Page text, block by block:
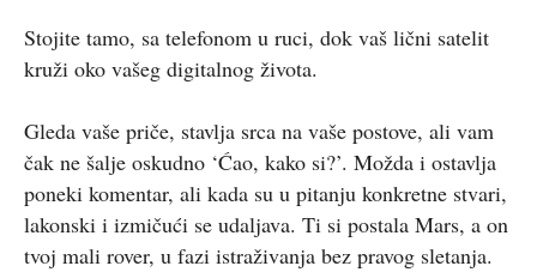
Stojite tamo, sa telefonom u ruci, dok vaš lični satelit
kruži oko vašeg digitalnog života.
Gleda vaše priče, stavlja srca na vaše postove, ali vam
čak ne šalje oskudno ‘Ćao, kako si?’. Možda i ostavlja
poneki komentar, ali kada su u pitanju konkretne stvari,
lakonski i izmičući se udaljava. Ti si postala Mars, a on
tvoj mali rover, u fazi istraživanja bez pravog sletanja.